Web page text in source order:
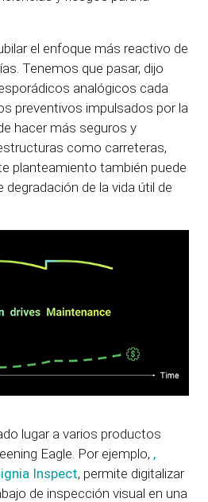
el enfoque más reactivo de
Tenemos que pasar, dijo
analógicos cada
preventivos impulsados por la
hacer más seguros y
como carreteras,
planteamiento también puede
degradación de la vida útil de
lugar a varios productos
Eagle. Por ejemplo, ,
Inspect, permite digitalizar
de inspección visual en una